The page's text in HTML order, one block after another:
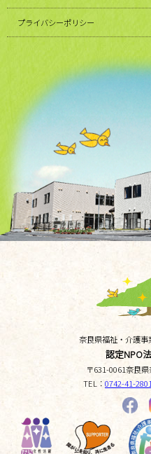
プライバシーポリシー
奈良県福祉・介護
認定NPO
〒631-0061奈良県
TEL： 0742-41-